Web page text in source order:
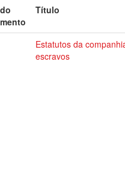
Título
Estatutos da
escravos